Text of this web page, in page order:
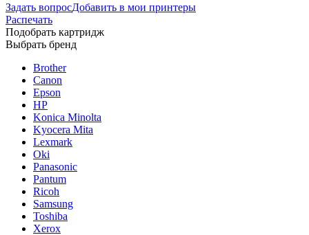
Задать вопросДобавить в мои принтеры
Распечать
Подобрать картридж
Выбрать бренд
Brother
Canon
Epson
HP
Konica Minolta
Kyocera Mita
Lexmark
Oki
Panasonic
Pantum
Ricoh
Samsung
Toshiba
Xerox